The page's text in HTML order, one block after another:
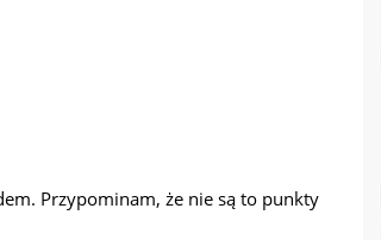
Przypominam, że nie są to punkty